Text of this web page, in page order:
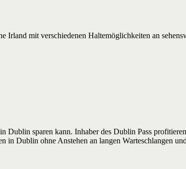
mit verschiedenen Haltemöglichkeiten an
Dublin sparen kann. Inhaber des Dublin Pass
in Dublin ohne Anstehen an langen Warteschlangen